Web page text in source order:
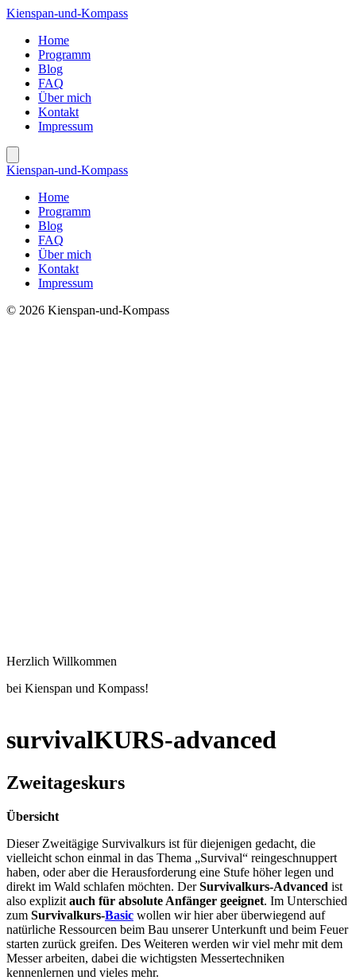
Kienspan-und-Kompass
Home
Programm
Blog
FAQ
Über mich
Kontakt
Impressum
Kienspan-und-Kompass
Home
Programm
Blog
FAQ
Über mich
Kontakt
Impressum
© 2026 Kienspan-und-Kompass
Herzlich Willkommen
bei Kienspan und Kompass!
survivalKURS-advanced
Zweitageskurs
Übersicht
Dieser Zweitägige Survivalkurs ist für diejenigen gedacht, die
vielleicht schon einmal in das Thema „Survival“ reingeschnuppert
haben, oder aber die Herausforderung eine Stufe höher legen und
direkt im Wald schlafen möchten. DerSurvivalkurs-Advanced ist
also explizit auch für absolute Anfänger geeignet. Im Unterschied
zum Survivalkurs-Basic wollen wir hier aber überwiegend auf
natürliche Ressourcen beim Bau unserer Unterkunft und beim Feuer
starten zurück greifen. Des Weiteren werden wir viel mehr mit dem
Messer arbeiten, dabei die wichtigsten Messertechniken
kennenlernen und vieles mehr.